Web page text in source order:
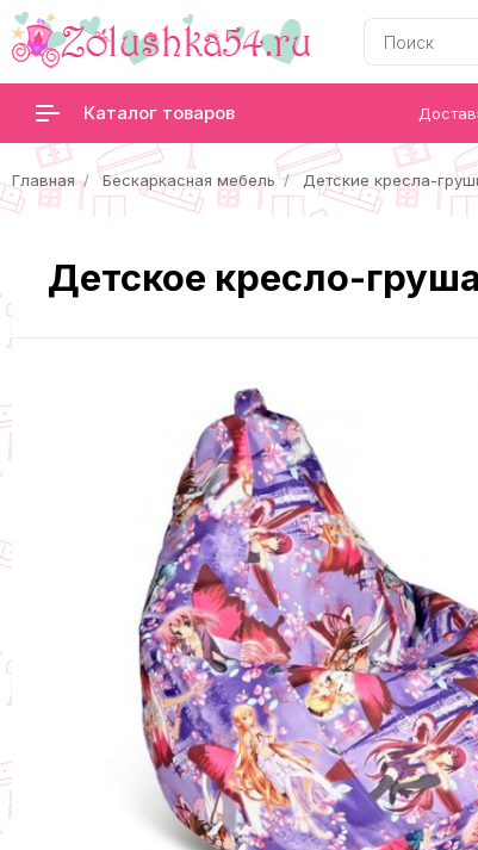
Каталог товаров
Главная Бескаркасная мебель Детские кресла-
Детское кресло-